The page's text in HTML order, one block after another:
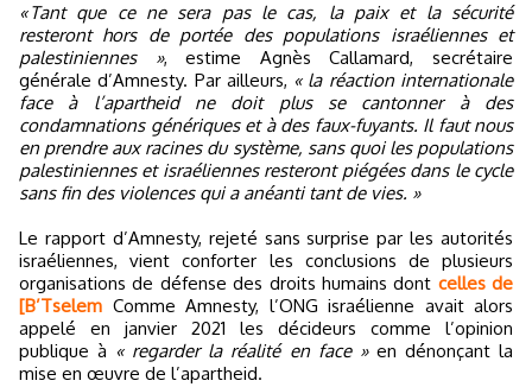
« Tant que ce ne sera pas le cas, la paix et la sécurité
resteront hors de portée des populations israéliennes et
palestiniennes », estime Agnès Callamard, secrétaire
générale d’Amnesty. Par ailleurs, « la réaction internationale
face à l’apartheid ne doit plus se cantonner à des
condamnations génériques et à des faux-fuyants. Il faut nous
en prendre aux racines du système, sans quoi les populations
palestiniennes et israéliennes resteront piégées dans le cycle
sans fin des violences qui a anéanti tant de vies. »
Le rapport d’Amnesty, rejeté sans surprise par les autorités
israéliennes, vient conforter les conclusions de plusieurs
organisations de défense des droits humains dont celles de
[B’Tselem Comme Amnesty, l’ONG israélienne avait alors
appelé en janvier 2021 les décideurs comme l’opinion
publique à « regarder la réalité en face »en dénonçant la
mise en œuvre de l’apartheid.